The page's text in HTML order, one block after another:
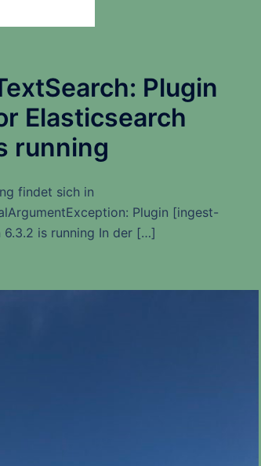
Plugin
Elasticsearch
running
findet sich in
Plugin [ingest-
is running In der […]